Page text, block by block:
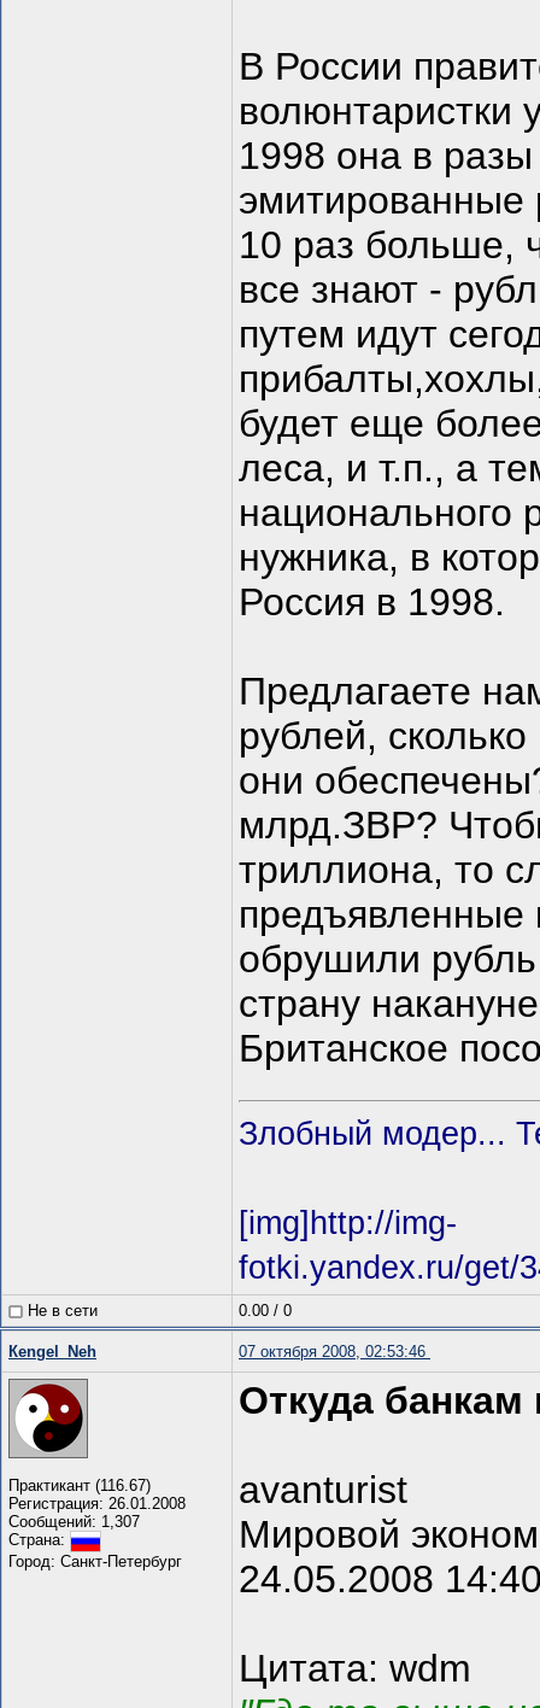
В России
волюнтаристки
1998 она в
эмитированные
10 раз больше,
все знают -
путем идут
будет еще
леса, и т.п., а
национального
нужника, в
Россия в 1998.
Предлагаете
рублей,
они
млрд.ЗВР?
триллиона, то
обрушили
страну
Британское
Злобный модер...
[img]http://img-
fotki.yandex.ru/get/
Не в сети 0.00 / 0
Кengel_Neh 07 октября 2008, 02:53:46
Практикант (116.67)
Регистрация: 26.01.2008
Сообщений: 1,307
Страна:
Город: Санкт-Петербург
Откуда банкам
avanturist
Мировой
24.05.2008
Цитата: wdm